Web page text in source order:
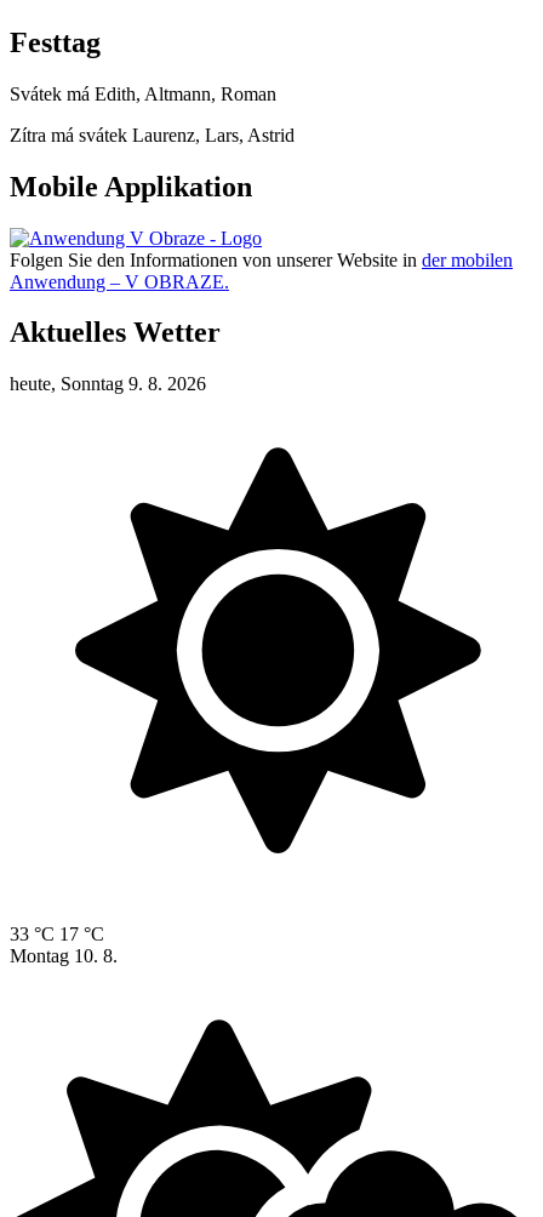
Festtag
Svátek má Edith, Altmann, Roman
Zítra má svátek Laurenz, Lars, Astrid
Mobile Applikation
Folgen Sie den Informationen von unserer Website in der mobilen
Anwendung – V OBRAZE.
Aktuelles Wetter
heute, Sonntag 9. 8. 2026
33 °C 17 °C
Montag 10. 8.